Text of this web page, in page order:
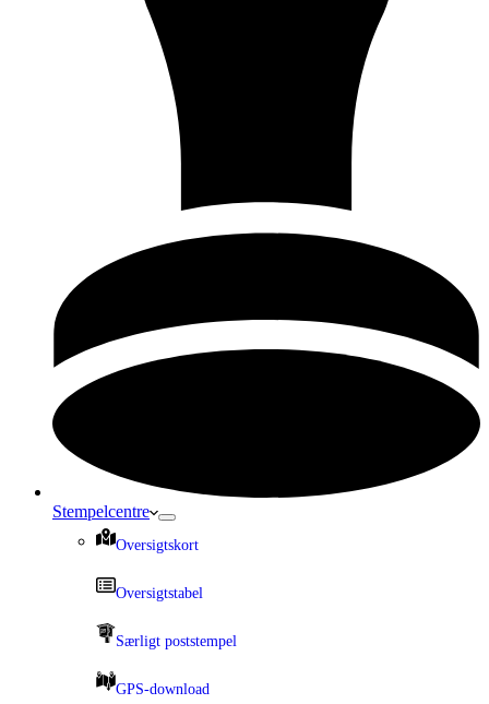
Stempelcentre
Oversigtskort
Oversigtstabel
Særligt poststempel
GPS-download